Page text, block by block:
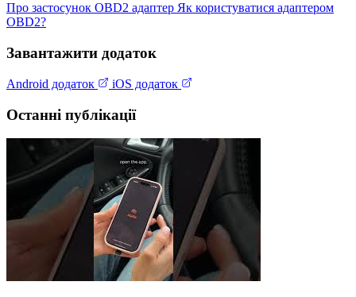
Про застосунок OBD2 адаптер Як користуватися адаптером
OBD2?
Завантажити додаток
Android додаток iOS додаток
Останні публікації